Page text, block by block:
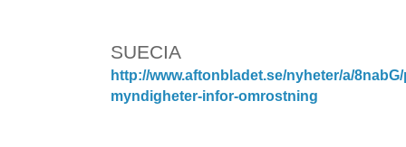
SUECIA
http://www.aftonbladet.se/nyheter/a/
myndigheter-infor-omrostning